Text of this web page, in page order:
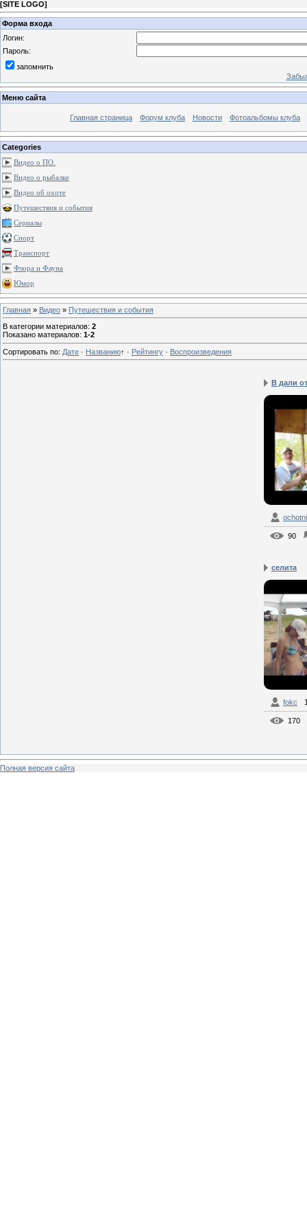
[SITE LOGO]
Форма входа
Логин:
Пароль:
запомнить
Меню сайта
Главная страница Форум клуба Новости Фотоальбомы клуба
Categories
Видео о ПО.
Видео о рыбалке
Видео об охоте
Путешествия и события
Сериалы
Спорт
Транспорт
Флора и Фауна
Юмор
Главная » Видео » Путешествия и события
В категории материалов: 2
Показано материалов: 1-2
Сортировать по: Дате · Названию↑ · Рейтингу · Воспроизведения
В дали
90
селита
fokc
170
Полная версия сайта